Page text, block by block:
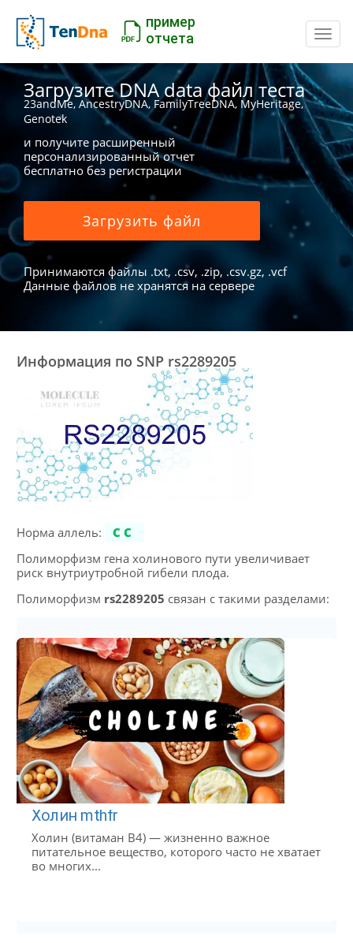
пример
отчета
Загрузите DNA data файл теста
23andMe, AncestryDNA, FamilyTreeDNA, MyHeritage,
Genotek
и получите расширенный
персонализированный отчет
бесплатно без регистрации
Загрузить файл
Принимаются файлы .txt, .csv, .zip, .csv.gz, .vcf
Данные файлов не хранятся на сервере
Информация по SNP rs2289205
Норма аллель:
CC
Полиморфизм гена холинового пути увеличивает
риск внутриутробной гибели плода.
Полиморфизм rs2289205 связан с такими разделами:
Холин mthfr
Холин (витаман B4) — жизненно важное
питательное вещество, которого часто не хватает
во многих...